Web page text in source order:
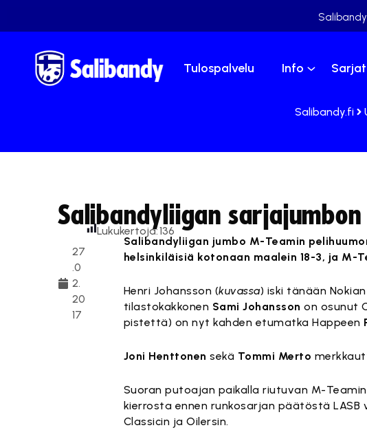
Tulospalvelu Info Sarjat
Salibandy.fi
Salibandyliigan
27
.0
2.
20
17
Lukukertoja:136
Salibandyliigan jumbo M-Teamin
helsinkiläisiä kotonaan maalein 18-3, ja M-
Henri Johansson (kuvassa) iski tänään
tilastokakkonen Sami Johansson on osunut
pistettä) on nyt kahden etumatka Happeen
Joni Henttonen sekä Tommi Merto
Suoran putoajan paikalla riutuvan M-
kierrosta ennen runkosarjan päätöstä
Classicin ja Oilersin.